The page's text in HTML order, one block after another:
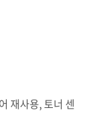
재사용, 토너 센